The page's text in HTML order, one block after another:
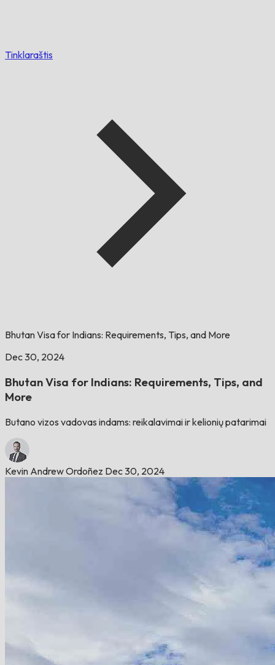
Tinklaraštis
Bhutan Visa for Indians: Requirements, Tips, and More
Dec 30, 2024
Bhutan Visa for Indians: Requirements, Tips, and
More
Butano vizos vadovas indams: reikalavimai ir kelionių patarimai
Kevin Andrew Ordoñez Dec 30, 2024